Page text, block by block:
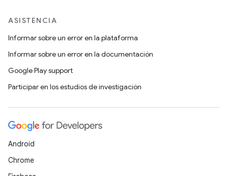
ASISTENCIA
Informar sobre un error en la plataforma
Informar sobre un error en la documentación
Google Play support
Participar en los estudios de investigación
Android
Chrome